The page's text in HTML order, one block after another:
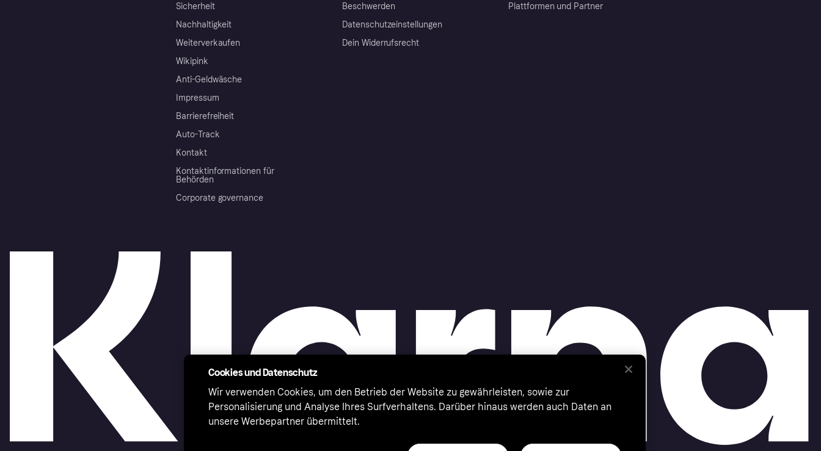
Sicherheit
Nachhaltigkeit
Weiterverkaufen
Wikipink
Anti-Geldwäsche
Impressum
Barrierefreiheit
Auto-Track
Kontakt
Kontaktinformationen für
Behörden
Corporate governance
Beschwerden
Datenschutzeinstellungen
Dein Widerrufsrecht
Plattformen und Partner
Cookies und Datenschutz
Wir verwenden Cookies, um den Betrieb der Website zu gewährleisten, sowie zur
Personalisierung und Analyse Ihres Surfverhaltens. Darüber hinaus werden auch Daten an
unsere Werbepartner übermittelt.